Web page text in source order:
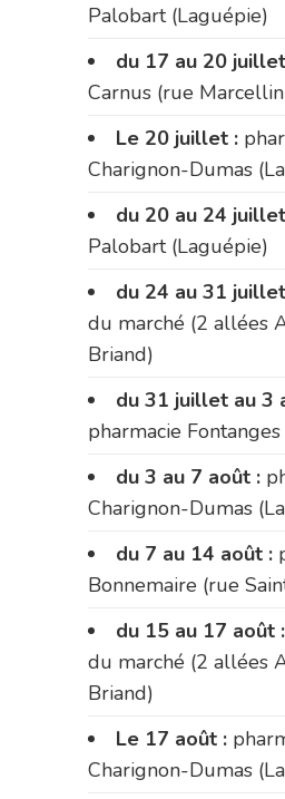
Palobart (Laguépie)
du 17 au 20
Carnus (rue
Le 20 juillet :
Charignon-Dumas
du 20 au 24
Palobart (Laguépie)
du 24 au 31
du marché (2 allées
Briand)
du 31 juillet au 3
pharmacie Fontanges
du 3 au 7 août :
Charignon-Dumas
du 7 au 14 août :
Bonnemaire (rue
du 15 au 17 août :
du marché (2 allées
Briand)
Le 17 août :
Charignon-Dumas